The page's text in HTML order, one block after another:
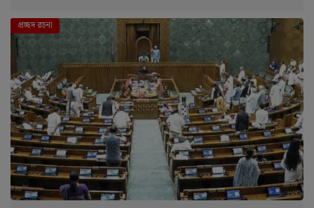
দে । শ
প্রচ্ছদ রচনা